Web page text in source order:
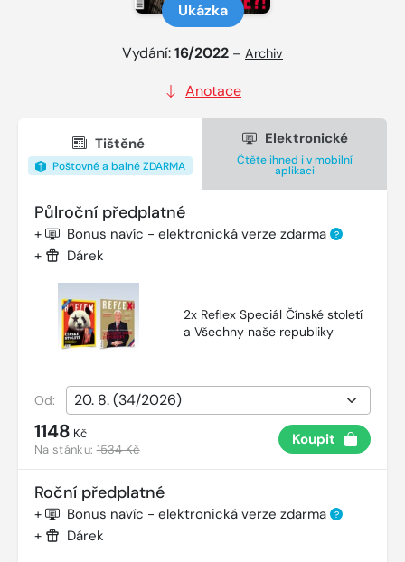
Ukázka
Vydání:16/2022 – Archiv
Anotace
Tištěné
Poštovné a balné ZDARMA
Elektronické
Čtěte ihned i v mobilní
aplikaci
Půlroční předplatné
+ Bonus navíc - elektronická verze zdarma ?
+ Dárek
2x Reflex Speciál Čínské století
a Všechny naše republiky
Od:
1148 Kč
Na stánku:1534 Kč
Koupit
Roční předplatné
+ Bonus navíc - elektronická verze zdarma ?
+ Dárek